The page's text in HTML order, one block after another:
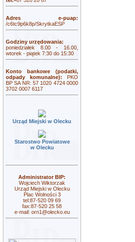
Adres e-puap:
/c6tc9p6k8p/SkrytkaESP
Godziny urzędowania:
poniedziałek 8.00 - 16.00,
wtorek - piątek 7:30 do 15:30
Konto bankowe (podatki,
odpady komunalne): PKO
BP SA NR: 57 1020 4724 0000
3702 0007 6117
Urząd Miejski w Olecku
Starostwo Powiatowe
w Olecku
Administrator BIP:
Wojciech Wiktorzak
Urząd Miejski w Olecku
Plac Wolności 3
tel:87-520 09 69
fax:87-520 25 58
e-mail: orn1@olecko.eu